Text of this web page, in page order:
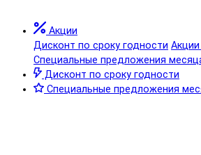
Акции
Дисконт по сроку годности
Специальные предложения
Дисконт по сроку годности
Специальные предложения